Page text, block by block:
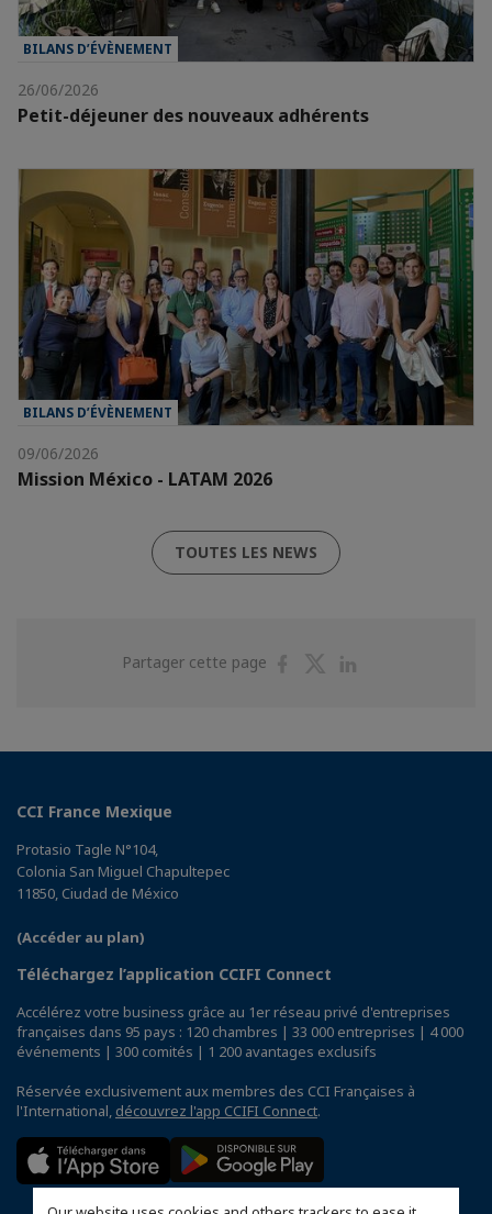
BILANS D’ÉVÈNEMENT
26/06/2026
Petit-déjeuner des nouveaux adhérents
BILANS D’ÉVÈNEMENT
09/06/2026
Mission México - LATAM 2026
TOUTES LES NEWS
Partager cette page
PartagerPartager
CCI France Mexique
Protasio Tagle N°104,
Colonia San Miguel Chapultepec
11850, Ciudad de México
(Accéder au plan)
Téléchargez l’application CCIFI Connect
Accélérez votre business grâce au 1er réseau privé d'entreprises
françaises dans 95 pays : 120 chambres | 33 000 entreprises | 4 000
événements | 300 comités | 1 200 avantages exclusifs
Réservée exclusivement aux membres des CCI Françaises à
l'International, découvrez l'app CCIFI Connect.